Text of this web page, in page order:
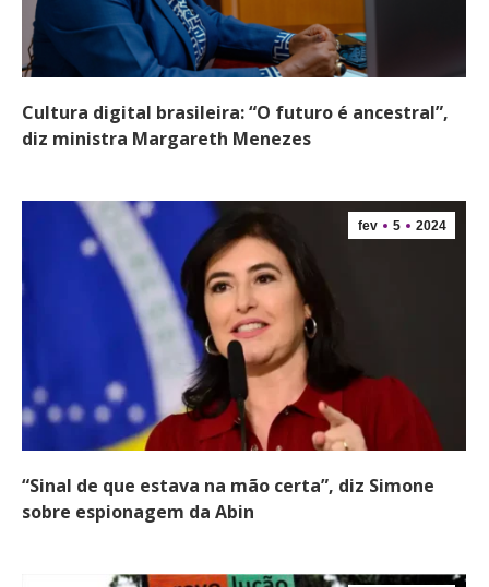
Cultura digital brasileira: “O futuro é ancestral”,
diz ministra Margareth Menezes
fev 5 2024
“Sinal de que estava na mão certa”, diz Simone
sobre espionagem da Abin